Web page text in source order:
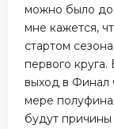
можно было
мне кажется,
стартом
первого
выход в Финал
мере
будут